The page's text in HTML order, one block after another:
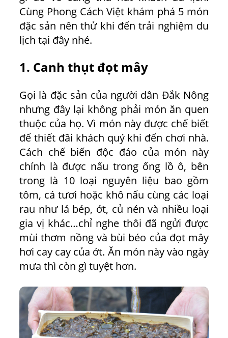
Cùng Phong Cách Việt khám phá 5 món
đặc sản nên thử khi đến trải nghiệm du
lịch tại đây nhé.
1. Canh thụt đọt mây
Gọi là đặc sản của người dân Đắk Nông
nhưng đây lại không phải món ăn quen
thuộc của họ. Vì món này được chế biết
để thiết đãi khách quý khi đến chơi nhà.
Cách chế biến độc đáo của món này
chính là được nấu trong ống lồ ô, bên
trong là 10 loại nguyên liệu bao gồm
tôm, cá tươi hoặc khô nấu cùng các loại
rau như lá bép, ớt, củ nén và nhiều loại
gia vị khác…chỉ nghe thôi đã ngửi được
mùi thơm nồng và bùi béo của đọt mây
hơi cay cay của ớt. Ăn món này vào ngày
mưa thì còn gì tuyệt hơn.